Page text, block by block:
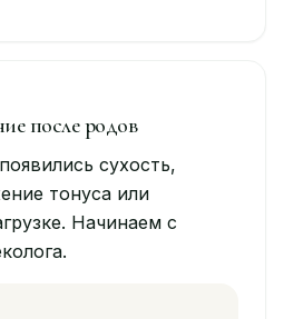
после родов
сухость,
тонуса или
Начинаем с